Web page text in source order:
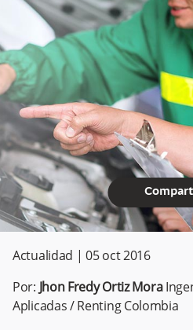
Actualidad | 05 oct 2016
Por: Jhon Fredy Ortiz Mora
Aplicadas / Renting Colombia